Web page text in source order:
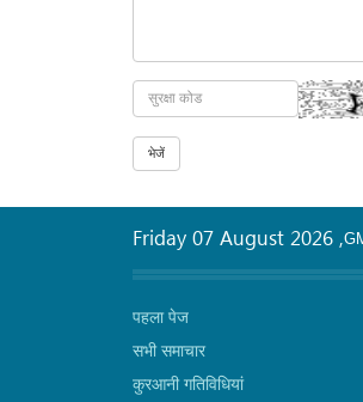
Friday 07 August 2026 ,
पहला पेज
सभी समाचार
कुरआनी गतिविधियां